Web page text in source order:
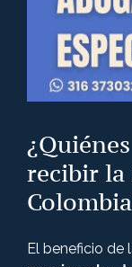
recibir la
El beneficio de